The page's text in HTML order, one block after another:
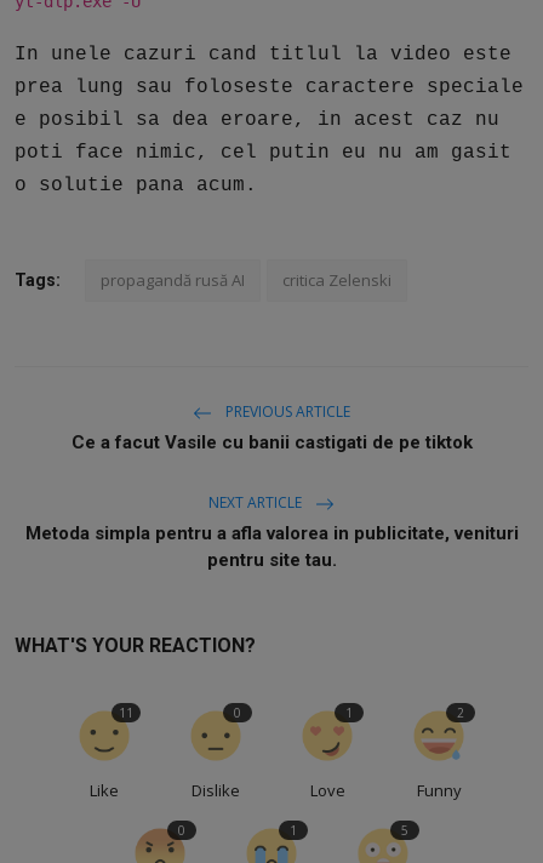
In unele cazuri cand titlul la video este
prea lung sau foloseste caractere speciale
e posibil sa dea eroare, in acest caz nu
poti face nimic, cel putin eu nu am gasit
o solutie pana acum.
Tags: propagandă rusă AI critica Zelenski
PREVIOUS ARTICLE
Ce a facut Vasile cu banii castigati de pe tiktok
NEXT ARTICLE
Metoda simpla pentru a afla valorea in publicitate, venituri
pentru site tau.
WHAT'S YOUR REACTION?
Like
11
Dislike
0
Love
1
Funny
2
0 1 5